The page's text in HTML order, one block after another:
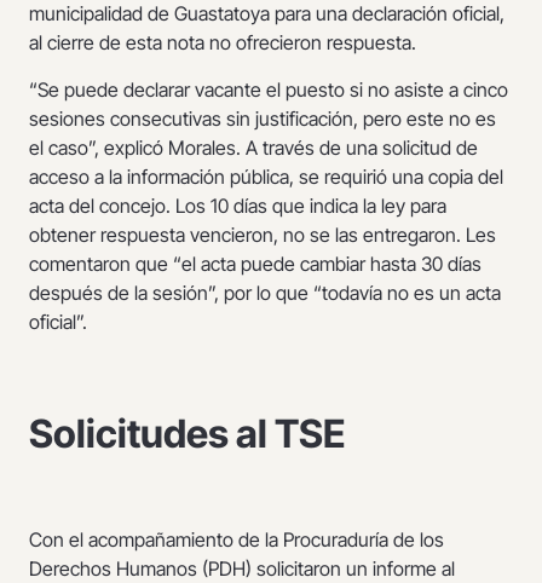
municipalidad de Guastatoya para una declaración oficial,
al cierre de esta nota no ofrecieron respuesta.
“Se puede declarar vacante el puesto si no asiste a cinco
sesiones consecutivas sin justificación, pero este no es
el caso”, explicó Morales. A través de una solicitud de
acceso a la información pública, se requirió una copia del
acta del concejo. Los 10 días que indica la ley para
obtener respuesta vencieron, no se las entregaron. Les
comentaron que “el acta puede cambiar hasta 30 días
después de la sesión”, por lo que “todavía no es un acta
oficial”.
Solicitudes al TSE
Con el acompañamiento de la Procuraduría de los
Derechos Humanos (PDH) solicitaron un informe al